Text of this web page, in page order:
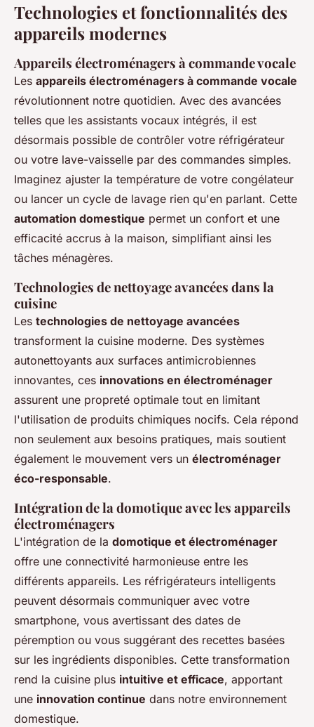
Technologies et fonctionnalités des
appareils modernes
Appareils électroménagers à commande vocale
Les appareils électroménagers à commande vocale
révolutionnent notre quotidien. Avec des avancées
telles que les assistants vocaux intégrés, il est
désormais possible de contrôler votre réfrigérateur
ou votre lave-vaisselle par des commandes simples.
Imaginez ajuster la température de votre congélateur
ou lancer un cycle de lavage rien qu'en parlant. Cette
automation domestique permet un confort et une
efficacité accrus à la maison, simplifiant ainsi les
tâches ménagères.
Technologies de nettoyage avancées dans la
cuisine
Les technologies de nettoyage avancées
transforment la cuisine moderne. Des systèmes
autonettoyants aux surfaces antimicrobiennes
innovantes, ces innovations en électroménager
assurent une propreté optimale tout en limitant
l'utilisation de produits chimiques nocifs. Cela répond
non seulement aux besoins pratiques, mais soutient
également le mouvement vers un électroménager
éco-responsable.
Intégration de la domotique avec les appareils
électroménagers
L'intégration de la domotique et électroménager
offre une connectivité harmonieuse entre les
différents appareils. Les réfrigérateurs intelligents
peuvent désormais communiquer avec votre
smartphone, vous avertissant des dates de
péremption ou vous suggérant des recettes basées
sur les ingrédients disponibles. Cette transformation
rend la cuisine plus intuitive et efficace, apportant
une innovation continue dans notre environnement
domestique.